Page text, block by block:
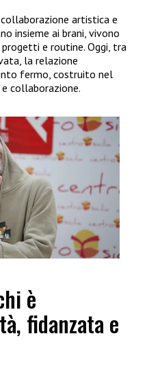
artistica e
insieme ai brani, vivono
e routine. Oggi, tra
la relazione
fermo, costruito nel
collaborazione.
è
fidanzata e